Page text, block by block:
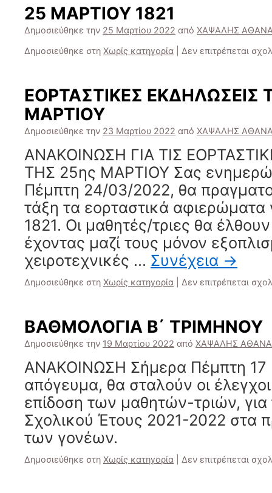
25 ΜΑΡΤΙΟΥ 1821
Δημοσιεύθηκε την 25 Μαρτίου 2022 από ΧΑΨΑΛΗΣ
Δημοσιεύθηκε στη Χωρίς κατηγορία Δεν επιτρέπεται
ΕΟΡΤΑΣΤΙΚΕΣ ΕΚΔΗΛΩΣΕΙΣ
ΜΑΡΤΙΟΥ
Δημοσιεύθηκε την 23 Μαρτίου 2022 από ΧΑΨΑΛΗΣ
ΑΝΑΚΟΙΝΩΣΗ ΓΙΑ ΤΙΣ
ΤΗΣ 25ης ΜΑΡΤΙΟΥ Σας
Πέμπτη 24/03/2022, θα
τάξη τα εορταστικά αφιερώματα
1821. Οι μαθητές/τριες θα
έχοντας μαζί τους μόνον
χειροτεχνικές … Συνέχεια →
Δημοσιεύθηκε στη Χωρίς κατηγορία Δεν επιτρέπεται
ΒΑΘΜΟΛΟΓΙΑ Β΄ ΤΡΙΜΗΝΟΥ
Δημοσιεύθηκε την 19 Μαρτίου 2022 από ΧΑΨΑΛΗΣ
ΑΝΑΚΟΙΝΩΣΗ Σήμερα Πέμπτη 17
απόγευμα, θα σταλούν οι
επίδοση των μαθητών-τριών, για
Σχολικού Έτους 2021-2022 στα
των γονέων.
Δημοσιεύθηκε στη Χωρίς κατηγορία Δεν επιτρέπεται